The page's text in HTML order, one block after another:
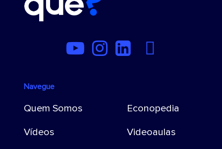
Navegue
Quem Somos
Vídeos
Econopedia
Videoaulas